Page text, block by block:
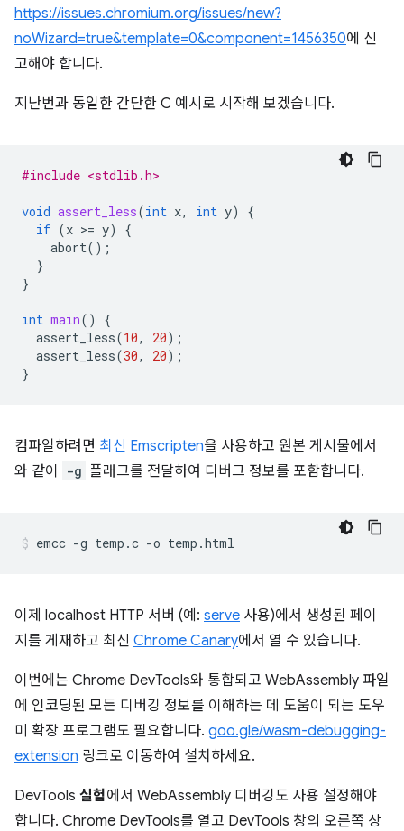
https://issues.chromium.org/issues/new?
noWizard=true&template=0&component=1456350에 신
고해야 합니다.
지난번과 동일한 간단한 C 예시로 시작해 보겠습니다.
#include <stdlib.h>
void assert_less(int x, int y)
{
if (x >= y)
{
abort();
}
}
int main()
{
assert_less(10, 20);
assert_less(30, 20);
}
컴파일하려면 최신 Emscripten을 사용하고 원본 게시물에서
와 같이
-g 플래그를 전달하여 디버그 정보를 포함합니다.
이제 localhost HTTP 서버 (예: serve 사용)에서 생성된 페이
지를 게재하고 최신 Chrome Canary에서 열 수 있습니다.
이번에는 Chrome DevTools와 통합되고 WebAssembly 파일
에 인코딩된 모든 디버깅 정보를 이해하는 데 도움이 되는 도우
미 확장 프로그램도 필요합니다. goo.gle/wasm-debugging-
extension 링크로 이동하여 설치하세요.
DevTools 실험 에서 WebAssembly 디버깅도 사용 설정해야
합니다. Chrome DevTools를 열고 DevTools 창의 오른쪽 상